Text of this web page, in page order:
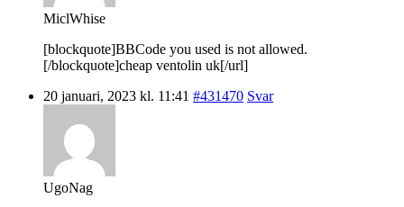
MiclWhise
[blockquote]BBCode you used is not allowed.
[/blockquote]cheap ventolin uk[/url]
20 januari, 2023 kl. 11:41 #431470 Svar
UgoNag